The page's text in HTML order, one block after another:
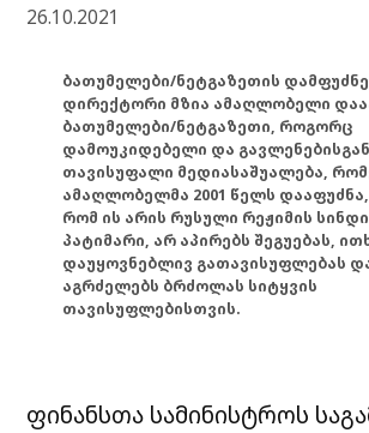
26.10.2021
ბათუმელები/ნეტგაზეთის
დირექტორი მზია ამაღლობელი
ბათუმელები/ნეტგაზეთი, როგორც
დამოუკიდებელი და გავლენებისგან
თავისუფალი მედიასაშუალება,
ამაღლობელმა 2001 წელს დააფუძნა,
რომ ის არის რუსული რეჟიმის
პატიმარი, არ აპირებს შეგუებას,
დაუყოვნებლივ გათავისუფლებას
აგრძელებს ბრძოლას სიტყვის
თავისუფლებისთვის.
ფინანსთა სამინისტროს